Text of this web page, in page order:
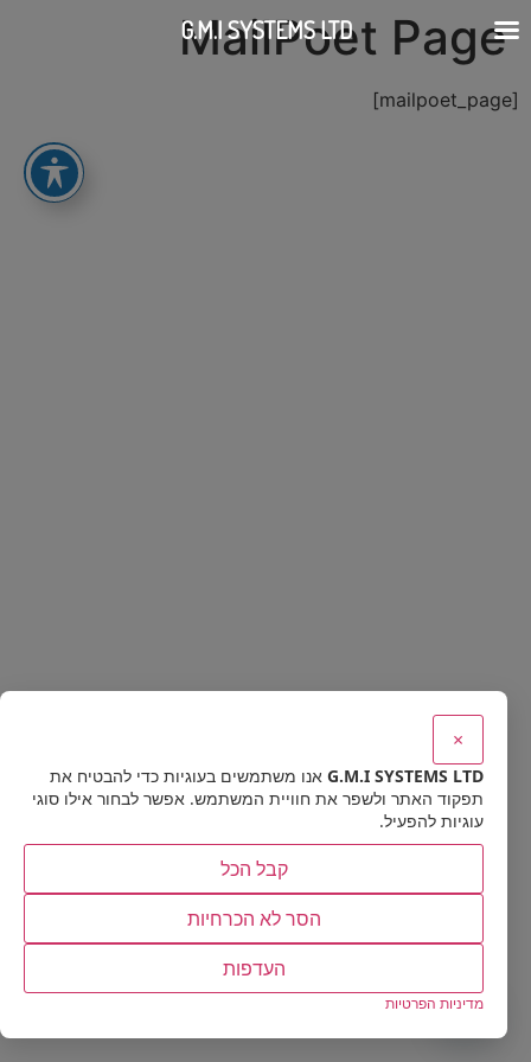
MailPoet Page
[mailpoet_page]
×
G.M.I SYSTEMS LTD אנו משתמשים בעוגיות כדי להבטיח את
תפקוד האתר ולשפר את חוויית המשתמש. אפשר לבחור אילו סוגי
עוגיות להפעיל.
קבל הכל
הסר לא הכרחיות
העדפות
מדיניות הפרטיות
G.M.I SYSTEMS LTD
Contact us